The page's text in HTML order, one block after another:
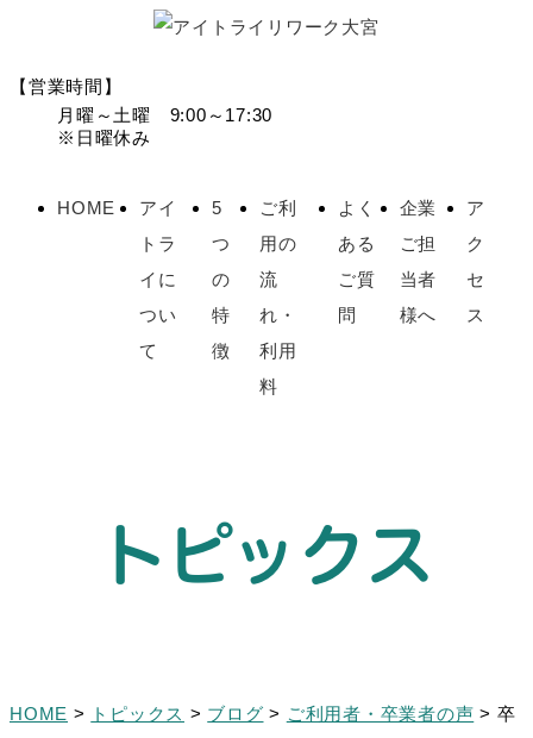
【営業時間】
月曜～土曜 9:00～17:30
※日曜休み
HOME
アイ
トラ
イに
つい
て
5
つ
の
特
徴
ご利
用の
流
れ・
利用
料
よく
ある
ご質
問
企業
ご担
当者
様へ
ア
ク
セ
ス
トピックス
HOME > トピックス > ブログ > ご利用者・卒業者の声 > 卒